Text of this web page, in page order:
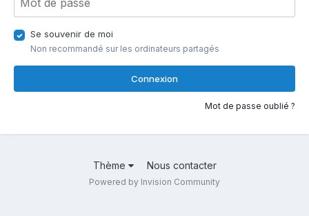
Se souvenir de moi
Non recommandé sur les ordinateurs partagés
Connexion
Mot de passe oublié ?
Thème Nous contacter
Powered by Invision Community